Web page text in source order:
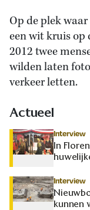
Op de plek
een wit kruis op
2012 twee
wilden laten
verkeer letten.
Actueel
Interview
In
Interview
kunnen